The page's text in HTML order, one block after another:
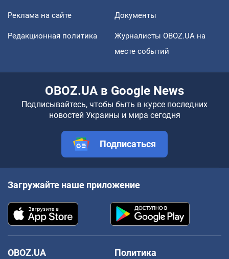
Реклама на сайте Документы
Редакционная политика
Журналисты OBOZ.UA на
месте событий
OBOZ.UA в Google News
Подписывайтесь, чтобы быть в курсе последних
новостей Украины и мира сегодня
Подписаться
Загружайте наше приложение
OBOZ.UA
Политика